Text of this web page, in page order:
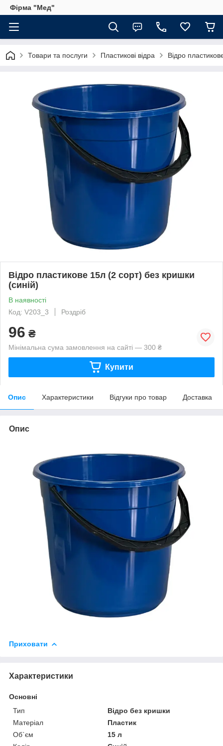
Фірма "Мед"
Товари та послуги Пластикові відра Відро
Відро пластикове 15л (2 сорт) без кришки
(синій)
В наявності
Код: V203_3
Роздріб
96 ₴
Мінімальна сума замовлення на сайті — 300 ₴
Купити
Опис Характеристики Відгуки про товар Доставка
Опис
Приховати
Характеристики
Основні
Тип
Відро без кришки
Матеріал
Пластик
Об`єм
15 л